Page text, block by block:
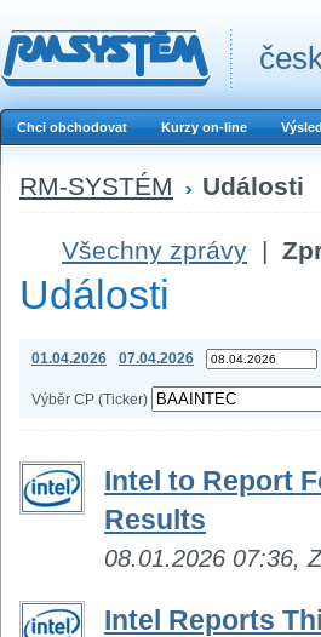
Chci obchodovat Kurzy on-line
RM-SYSTÉM Události
Všechny zprávy |
Události
01.04.2026 07.04.2026
Výběr CP (Ticker)
Intel to Report
Results
08.01.2026 07:36,
Intel Reports